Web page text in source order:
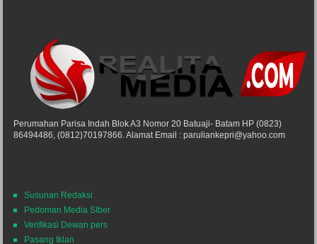
Perumahan Parisa Indah Blok A3 Nomor 20 Batuaji- Batam HP (0823)
86494486, (0812)70197866. Alamat Email : paruliankepri@yahoo.com
Susunan Redaksi
Pedoman Media SIber
Verifikasi Dewan pers
Pasang Iklan